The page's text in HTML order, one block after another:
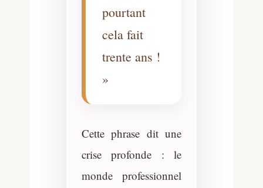
pourtant
cela fait
trente ans !
»
Cette phrase dit une
crise profonde : le
monde professionnel